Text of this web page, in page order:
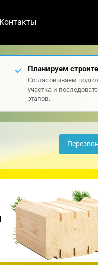
Контакты
Планируем
Согласовываем
участка и
этапов.